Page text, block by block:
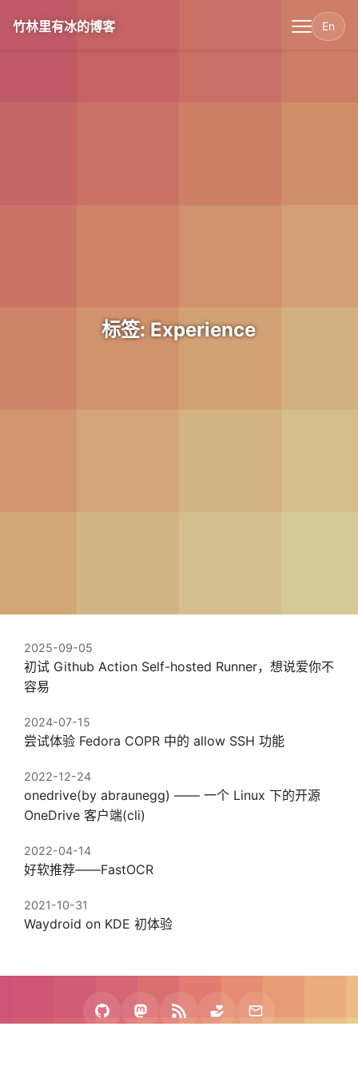
竹林里有冰的博客 En
标签: Experience
2025-09-05
初试 Github Action Self-hosted Runner，想说爱你不
容易
2024-07-15
尝试体验 Fedora COPR 中的 allow SSH 功能
2022-12-24
onedrive(by abraunegg) —— 一个 Linux 下的开源
OneDrive 客户端(cli)
2022-04-14
好软推荐——FastOCR
2021-10-31
Waydroid on KDE 初体验